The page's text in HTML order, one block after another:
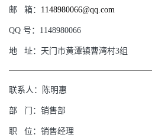
邮 箱： 1148980066@qq.com
QQ 号： 1148980066
地 址： 天门市黄潭镇曹湾村3组
联系人： 陈明惠
部 门： 销售部
职 位： 销售经理